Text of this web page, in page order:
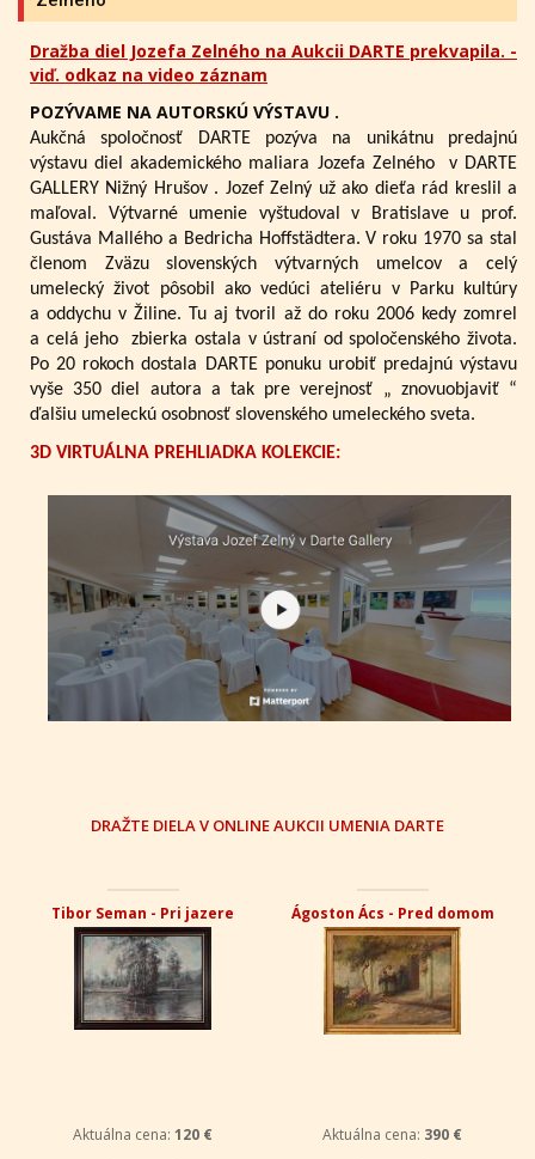
Dražba diel Jozefa Zelného na Aukcii DARTE prekvapila. -
viď. odkaz na video záznam
POZÝVAME NA AUTORSKÚ VÝSTAVU .
Aukčná spoločnosť DARTE pozýva na unikátnu predajnú
výstavu diel akademického maliara Jozefa Zelného
v DARTE
GALLERY Nižný Hrušov . Jozef Zelný už ako dieťa rád kreslil a
maľoval. Výtvarné umenie vyštudoval v Bratislave u prof.
Gustáva Mallého a Bedricha Hoffstädtera. V roku 1970 sa stal
členom Zväzu slovenských výtvarných umelcov a celý
umelecký život pôsobil ako vedúci ateliéru v Parku kultúry
a oddychu v Žiline. Tu aj tvoril až do roku 2006 kedy zomrel
a celá jeho zbierka ostala v ústraní od spoločenského života.
Po 20 rokoch dostala DARTE ponuku urobiť predajnú výstavu
vyše 350 diel autora a tak pre verejnosť „ znovuobjaviť “
ďalšiu umeleckú osobnosť slovenského umeleckého sveta.
3D VIRTUÁLNA PREHLIADKA KOLEKCIE:
DRAŽTE DIELA V ONLINE AUKCII UMENIA DARTE
Tibor Seman - Pri jazere
Aktuálna cena: 120 €
Ágoston Ács - Pred domom
Aktuálna cena: 390 €